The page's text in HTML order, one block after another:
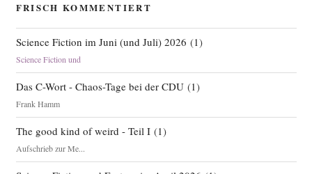
FRISCH KOMMENTIERT
Science Fiction im Juni (und Juli) 2026 (1)
Science Fiction und
Das C-Wort - Chaos-Tage bei der CDU(1)
Frank Hamm
The good kind of weird - Teil I(1)
Aufschrieb zur Me...